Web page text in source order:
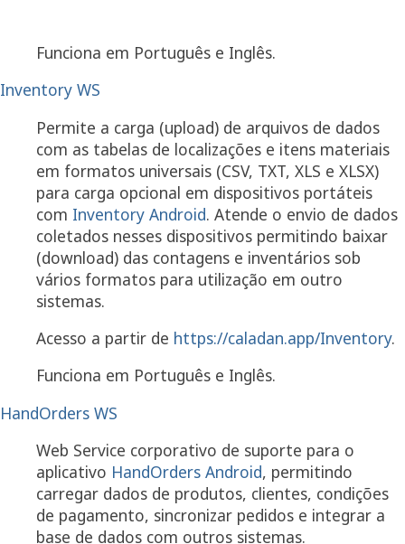
Funciona em Português e Inglês.
Inventory WS
Permite a carga (upload) de arquivos de dados
com as tabelas de localizações e itens materiais
em formatos universais (CSV, TXT, XLS e XLSX)
para carga opcional em dispositivos portáteis
com Inventory Android. Atende o envio de dados
coletados nesses dispositivos permitindo baixar
(download) das contagens e inventários sob
vários formatos para utilização em outro
sistemas.
Acesso a partir de https://caladan.app/Inventory.
Funciona em Português e Inglês.
HandOrders WS
Web Service corporativo de suporte para o
aplicativo HandOrders Android, permitindo
carregar dados de produtos, clientes, condições
de pagamento, sincronizar pedidos e integrar a
base de dados com outros sistemas.